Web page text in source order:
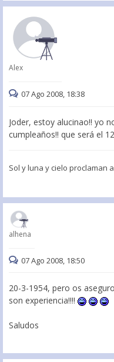
Alex
07 Ago 2008, 18:38
Joder, estoy alucinao!! yo
cumpleaños!! que será el
Sol y luna y cielo proclaman
alhena
07 Ago 2008, 18:50
20-3-1954, pero os
son experiencia!!!!
Saludos